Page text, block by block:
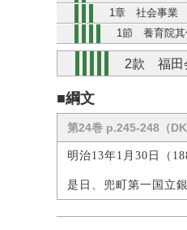
1章 社会事業
1節 養育院其
2款 福田
■綱文
第24巻 p.245-248（
明治13年1月30日（
是日、兜町第一国立